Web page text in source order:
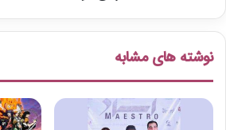
ی
ا
ا
ن
ا
ی
نوشته های مشابه